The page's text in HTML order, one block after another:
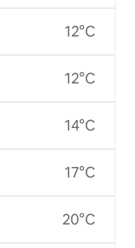
12°C
12°C
14°C
17°C
20°C